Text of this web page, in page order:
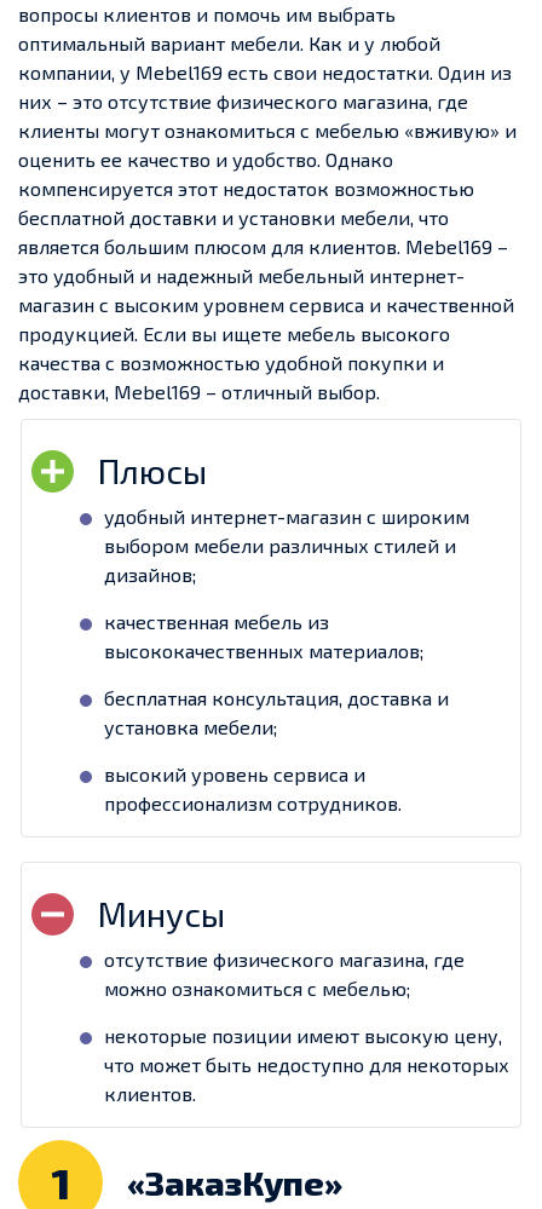
вопросы клиентов и помочь им выбрать
оптимальный вариант мебели. Как и у любой
компании, у Mebel169 есть свои недостатки. Один из
них – это отсутствие физического магазина, где
клиенты могут ознакомиться с мебелью «вживую» и
оценить ее качество и удобство. Однако
компенсируется этот недостаток возможностью
бесплатной доставки и установки мебели, что
является большим плюсом для клиентов. Mebel169 –
это удобный и надежный мебельный интернет-
магазин с высоким уровнем сервиса и качественной
продукцией. Если вы ищете мебель высокого
качества с возможностью удобной покупки и
доставки, Mebel169 – отличный выбор.
удобный интернет-магазин с широким
выбором мебели различных стилей и
дизайнов;
качественная мебель из
высококачественных материалов;
бесплатная консультация, доставка и
установка мебели;
высокий уровень сервиса и
профессионализм сотрудников.
отсутствие физического магазина, где
можно ознакомиться с мебелью;
некоторые позиции имеют высокую цену,
что может быть недоступно для некоторых
клиентов.
1 «ЗаказКупе»